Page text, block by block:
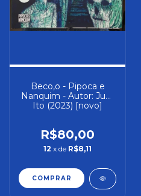
Beco,o - Pipoca e
Nanquim - Autor: Junji
Ito (2023) [novo]
R$80,00
12 x de R$8,11